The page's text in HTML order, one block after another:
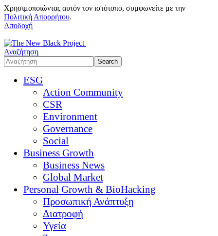
Χρησιμοποιώντας αυτόν τον ιστότοπο, συμφωνείτε με την
Πολιτική Απορρήτου.
Αποδοχή
Αναζήτηση
ESG
Action Community
CSR
Environment
Governance
Social
Business Growth
Business News
Global Market
Personal Growth & BioHacking
Προσωπική Ανάπτυξη
Διατροφή
Υγεία